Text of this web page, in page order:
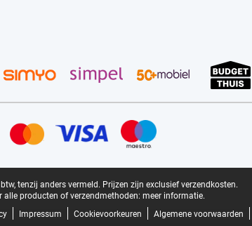
tenzij anders vermeld. Prijzen zijn exclusief verzendkosten.
alle producten of verzendmethoden: meer informatie.
Impressum Cookievoorkeuren Algemene voorwaarden